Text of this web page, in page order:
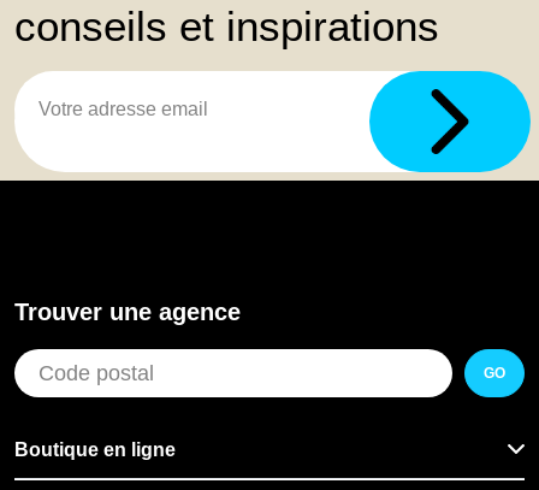
conseils et inspirations
Trouver une agence
GO
Boutique en ligne